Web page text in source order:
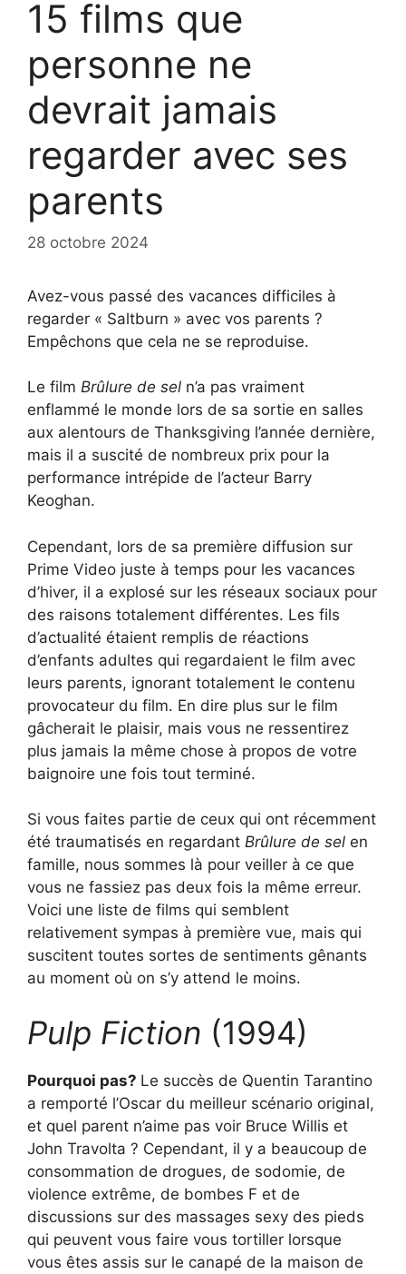
15 films que
personne ne
devrait jamais
regarder avec ses
parents
28 octobre 2024
Avez-vous passé des vacances difficiles à
regarder « Saltburn » avec vos parents ?
Empêchons que cela ne se reproduise.
Le film Brûlure de sel n’a pas vraiment
enflammé le monde lors de sa sortie en salles
aux alentours de Thanksgiving l’année dernière,
mais il a suscité de nombreux prix pour la
performance intrépide de l’acteur Barry
Keoghan.
Cependant, lors de sa première diffusion sur
Prime Video juste à temps pour les vacances
d’hiver, il a explosé sur les réseaux sociaux pour
des raisons totalement différentes. Les fils
d’actualité étaient remplis de réactions
d’enfants adultes qui regardaient le film avec
leurs parents, ignorant totalement le contenu
provocateur du film. En dire plus sur le film
gâcherait le plaisir, mais vous ne ressentirez
plus jamais la même chose à propos de votre
baignoire une fois tout terminé.
Si vous faites partie de ceux qui ont récemment
été traumatisés en regardant Brûlure de sel en
famille, nous sommes là pour veiller à ce que
vous ne fassiez pas deux fois la même erreur.
Voici une liste de films qui semblent
relativement sympas à première vue, mais qui
suscitent toutes sortes de sentiments gênants
au moment où on s’y attend le moins.
Pulp Fiction (1994)
Pourquoi pas? Le succès de Quentin Tarantino
a remporté l’Oscar du meilleur scénario original,
et quel parent n’aime pas voir Bruce Willis et
John Travolta ? Cependant, il y a beaucoup de
consommation de drogues, de sodomie, de
violence extrême, de bombes F et de
discussions sur des massages sexy des pieds
qui peuvent vous faire vous tortiller lorsque
vous êtes assis sur le canapé de la maison de